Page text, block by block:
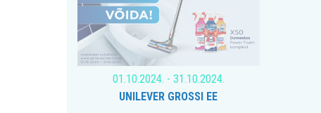
01.10.2024. - 31.10.2024.
UNILEVER GROSSI EE